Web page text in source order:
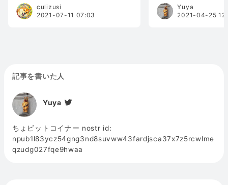
culizusi
2021-07-11 07:03
Yuya
2021-04-25
記事を書いた人
Yuya
ちょビットコイナー nostr id:
npub1l83ycz54gng3nd8suvww43fardjsca37x7z5rcwlme
qzudg027fqe9hwaa